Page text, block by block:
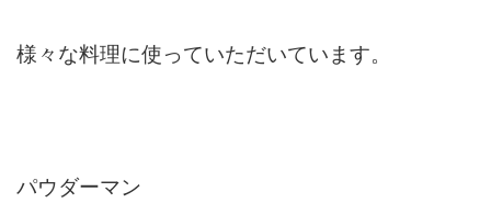
様々な料理に使っていただいています。
パウダーマン